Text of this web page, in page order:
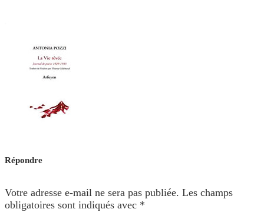
Répondre
Votre adresse e-mail ne sera pas publiée. Les champs
obligatoires sont indiqués avec *